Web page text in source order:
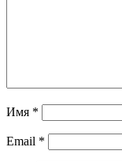
Имя *
Email *